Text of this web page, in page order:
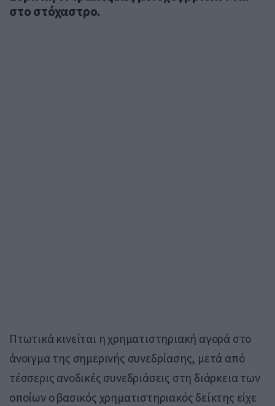
στο στόχαστρο.
Πτωτικά κινείται η χρηματιστηριακή αγορά στο
άνοιγμα της σημερινής συνεδρίασης, μετά από
τέσσερις ανοδικές συνεδριάσεις στη διάρκεια των
οποίων ο βασικός χρηματιστηριακός δείκτης είχε